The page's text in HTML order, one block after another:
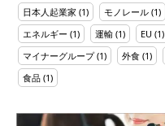
日本人起業家 (1) モノレール (1)
エネルギー (1) 運輸 (1) EU (1)
マイナーグループ(1) 外食 (1)
食品 (1)